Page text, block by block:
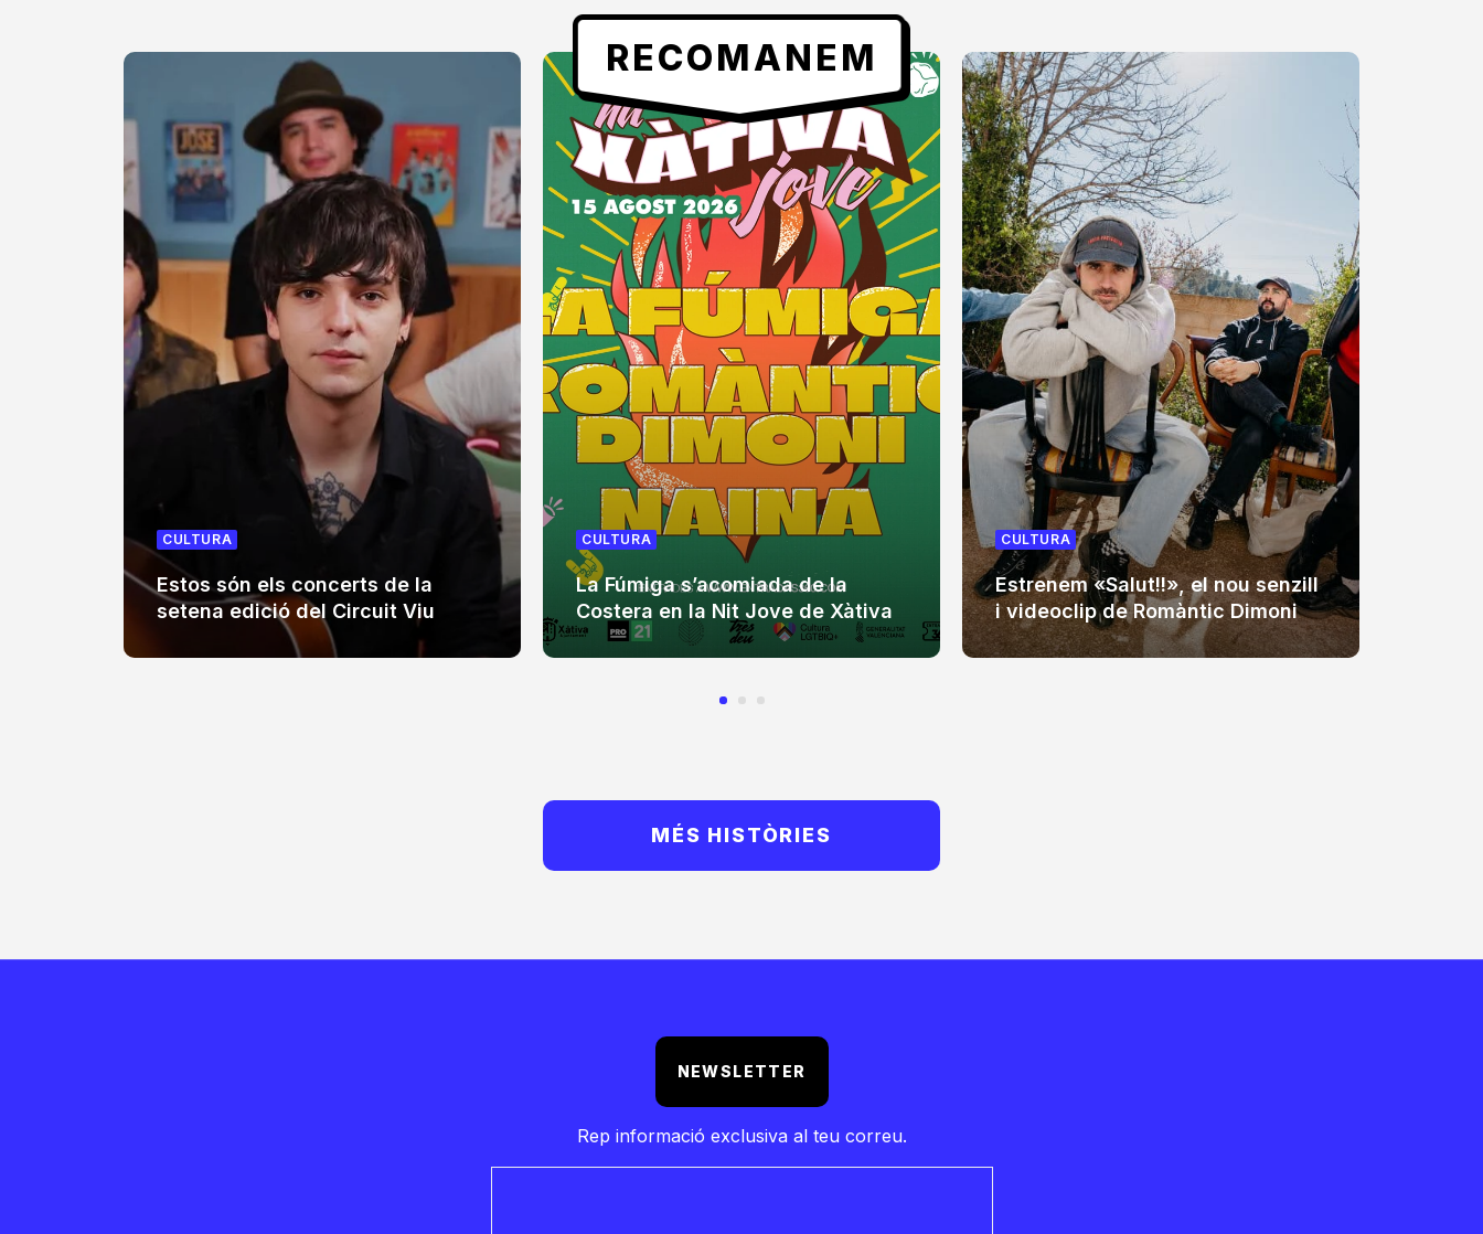
RECOMANEM
CULTURA
Estos són els concerts de la
setena edició del Circuit Viu
CULTURA
La Fúmiga s’acomiada de la
Costera en la Nit Jove de Xàtiva
CULTURA
Estrenem «Salut!!», el nou senzill
i videoclip de Romàntic Dimoni
MÉS HISTÒRIES
NEWSLETTER
Rep informació exclusiva al teu correu.